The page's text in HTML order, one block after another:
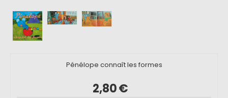
Pénélope connaît les formes
2,80€